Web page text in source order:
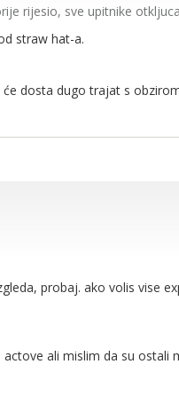
rijesio, sve upitnike
vise raditi u igri.
straw hat-a.
dosta dugo trajat s
rijesio, sve upitnike
probaj. ako volis vise
ali mislim da su ostali